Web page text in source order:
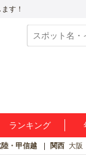
す！
ランキング
・甲信越 関西 大阪